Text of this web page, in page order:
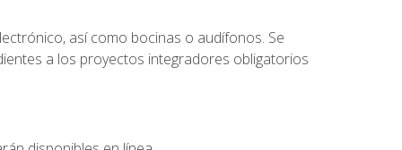
así como bocinas o audífonos. Se
a los proyectos integradores obligatorios